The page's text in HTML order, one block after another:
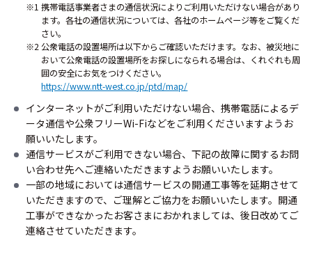
※1 携帯電話事業者さまの通信状況によりご利用いただけない場合があり
ます。各社の通信状況については、各社のホームページ等をご覧くだ
さい。
※2 公衆電話の設置場所は以下からご確認いただけます。なお、被災地に
おいて公衆電話の設置場所をお探しになられる場合は、くれぐれも周
囲の安全にお気をつけください。
https://www.ntt-west.co.jp/ptd/map/
インターネットがご利用いただけない場合、携帯電話によるデ
ータ通信や公衆フリーWi-Fiなどをご利用くださいますようお
願いいたします。
通信サービスがご利用できない場合、下記の故障に関するお問
い合わせ先へご連絡いただきますようお願いいたします。
一部の地域においては通信サービスの開通工事等を延期させて
いただきますので、ご理解とご協力をお願いいたします。開通
工事ができなかったお客さまにおかれましては、後日改めてご
連絡させていただきます。